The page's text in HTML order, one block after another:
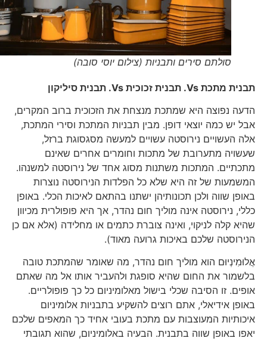
סולתם סירים ותבניות (צילום יוסי סובה)
תבנית מתכתVs. תבנית זכוכיתVs. תבנית סיליקון
הדעה נפוצה היא שמתכת מנצחת את הזכוכית ברוב המקרים,
אבל יש כמה יוצאי דופן. מבין תבניות המתכת וסירי המתכת,
אלה העשויים נירוסטה עשויים למעשה מסגסוגת ברזל,
שעשויה מתערובת של מתכות וחומרים אחרים שאינם
מתכתיים. המתכות משתנות מסוג אחד של נירוסטה למשנהו.
המשמעות של זה היא שלא כל הפלדות הנירוסטה נוצרות
באופן שווה ולכן תכונותיהן ישתנו בהתאם לאיכות הכלי. באופן
כללי, נירוסטה אינה מוליך חום נהדר, אך היא פופולרית מכיוון
שהיא קלה לניקוי, ואינה צוברת כתמים או מחלידה (אלא אם כן
הנירוסטה שלכם באיכות גרועה מאוד).
אֲלוּמִינְיוּם הוא מוליך חום נהדר, מה שאומר שהמתכת טובה
בלשמור את החום שהיא סופגת ולהעביר אותו אל מה שאתם
אופים. זו הסיבה שכלי בישול מאלומיניום כל כך פופולריים.
באופן אידיאלי, אתם רוצים להשקיע בתבניות אלומיניום
איכותיות המעוצבות עם מתכת בעובי אחיד כך המאפים שלכם
יאפו באופן שווה בתבנית. הבעיה באלומיניום, שהוא תגובתי